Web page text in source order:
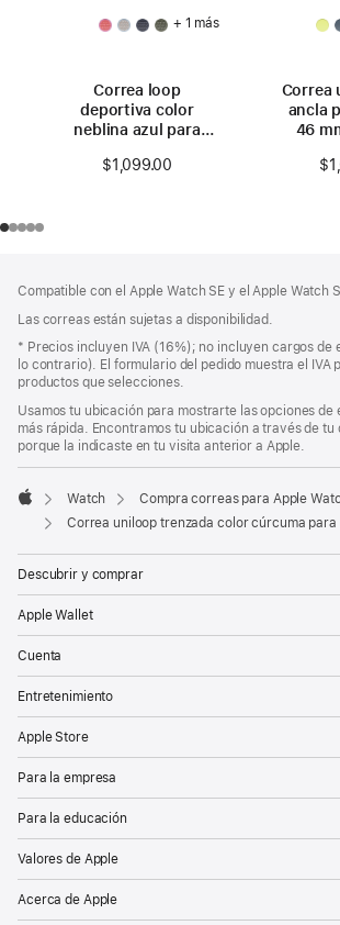
+ 1 más
Correa loop
deportiva color
neblina azul para
$1,099.00
Correa
ancla
46
de
página
a
pie
de
página
Compatible con el Apple Watch SE y el Apple Watch
Las correas están sujetas a disponibilidad.
Nota
a
pie
página
* Precios incluyen IVA (16%); no incluyen cargos de
lo contrario). El formulario del pedido muestra el IVA
productos que selecciones.
Usamos tu ubicación para mostrarte las opciones de
más rápida. Encontramos tu ubicación a través de tu
porque la indicaste en tu visita anterior a Apple.
Apple
Watch
Compra correas para Apple
Correa uniloop trenzada color cúrcuma para
Descubrir y comprar
Apple Wallet
Cuenta
Entretenimiento
Apple Store
Para la empresa
Para la educación
Valores de Apple
Acerca de Apple